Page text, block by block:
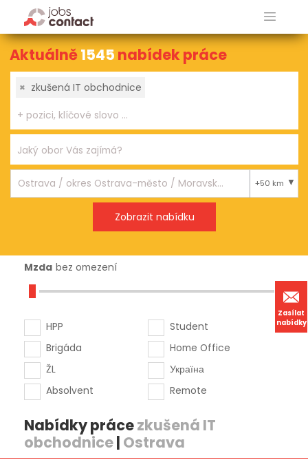
Zasílat
nabídky
Aktuálně1545 nabídek práce
× zkušená IT obchodnice
+50 km
Mzda bez omezení
HPP
Brigáda
ŽL
Absolvent
Student
Home Office
Україна
Remote
Nabídky prácezkušená IT
obchodnice| Ostrava